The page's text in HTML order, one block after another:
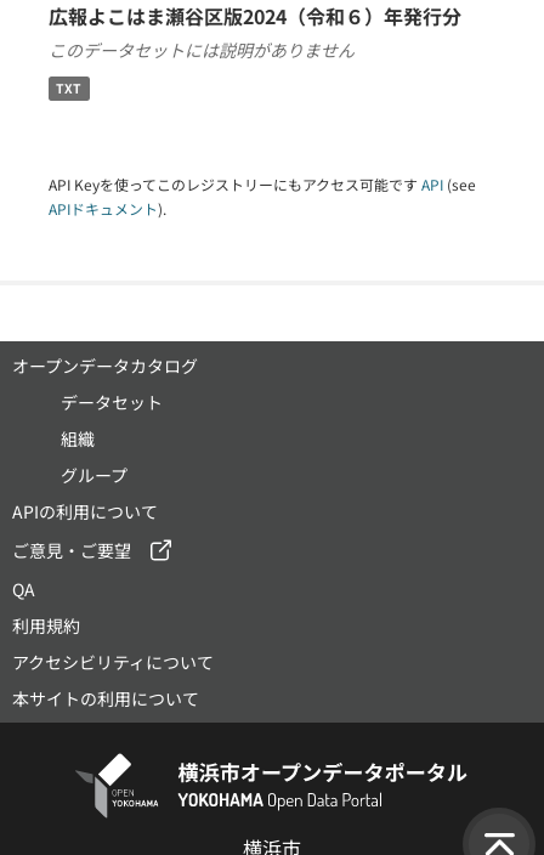
広報よこはま瀬谷区版2024（令和６）年発行分
このデータセットには説明がありません
TXT
API Keyを使ってこのレジストリーにもアクセス可能です API (see
APIドキュメント).
オープンデータカタログ
データセット
組織
グループ
APIの利用について
ご意見・ご要望
QA
利用規約
アクセシビリティについて
本サイトの利用について
横浜市